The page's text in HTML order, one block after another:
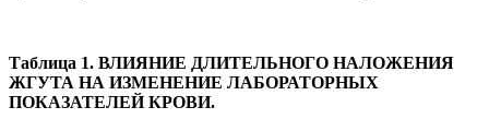
Таблица 1. ВЛИЯНИЕ ДЛИТЕЛЬНОГО НАЛОЖЕНИЯ
ЖГУТА НА ИЗМЕНЕНИЕ ЛАБОРАТОРНЫХ
ПОКАЗАТЕЛЕЙ КРОВИ.